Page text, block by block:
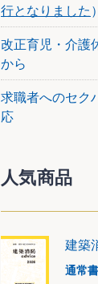
行となりました ）
改正育児・介護
から
求職者へのセク
応
人気商品
建築
通常